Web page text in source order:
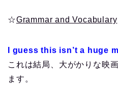
☆Grammar and Vocabulary
I guess this isn’t a huge
これは結局、大がかりな映
ます。